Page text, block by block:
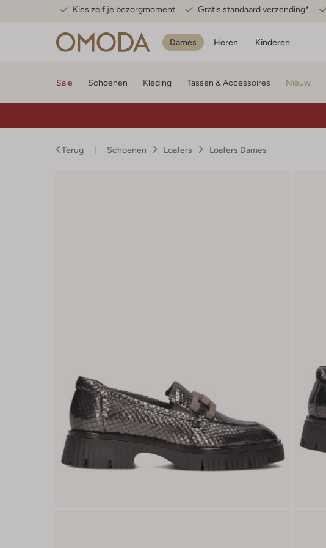
Kies zelf je bezorgmoment Gratis standaard verzending*
Dames Heren Kinderen
Sale Schoenen Kleding Tassen & Accessoires Nieuw
Terug Schoenen Loafers Loafers Dames